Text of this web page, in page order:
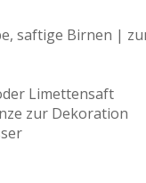
saftige Birnen |
Limettensaft
zur Dekoration